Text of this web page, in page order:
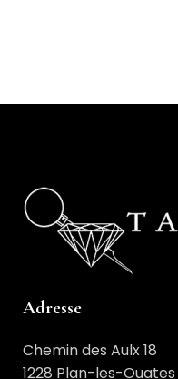
Adresse
Chemin des Aulx 18
1228 Plan-les-Ouates